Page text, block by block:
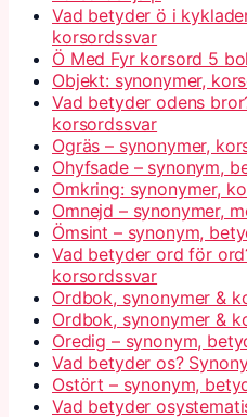
Vad betyder ö i
korsordssvar
Ö Med Fyr korsord 5
Objekt: synonymer,
Vad betyder odens
korsordssvar
Ogräs – synonymer,
Ohyfsade – synonym,
Omkring: synonymer,
Omnejd – synonymer,
Ömsint – synonym,
Vad betyder ord för
korsordssvar
Ordbok, synonymer &
Ordbok, synonymer &
Oredig – synonym,
Vad betyder os?
Ostört – synonym,
Vad betyder